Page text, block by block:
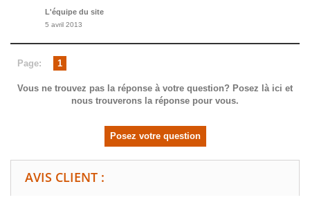
L'équipe du site
5 avril 2013
Page: 1
Vous ne trouvez pas la réponse à votre question? Posez là ici et
nous trouverons la réponse pour vous.
Posez votre question
AVIS CLIENT :